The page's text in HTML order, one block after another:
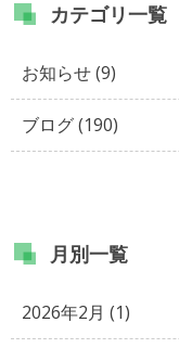
カテゴリ 一覧
お知らせ (9)
ブログ (190)
月別 一覧
2026年2月 (1)